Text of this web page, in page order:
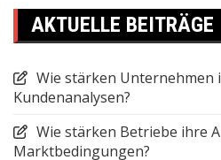
AKTUELLE BEITRÄGE
Wie stärken Unternehmen
Kundenanalysen?
Wie stärken Betriebe ihre
Marktbedingungen?